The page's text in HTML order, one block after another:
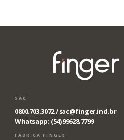
SAC
0800.703.3072 /sac@finger.ind.br
Whatsapp: (54) 99628.7799
FÁBRICA FINGER